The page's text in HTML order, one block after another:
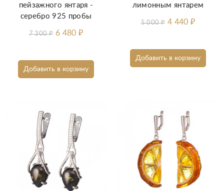
Добавить в корзину
пейзажного янтаря -
серебро 925 пробы
7 300₽ 6 480₽
Добавить в корзину
лимонным янтарем
5 000₽ 4 440₽